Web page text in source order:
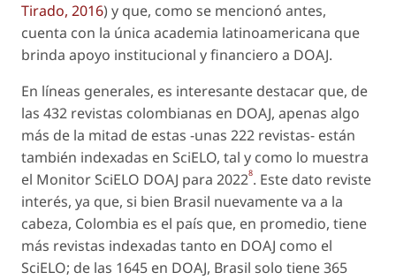
Tirado, 2016) y que, como se mencionó antes,
cuenta con la única academia latinoamericana que
brinda apoyo institucional y financiero a DOAJ.
En líneas generales, es interesante destacar que, de
las 432 revistas colombianas en DOAJ, apenas algo
más de la mitad de estas -unas 222 revistas- están
también indexadas en SciELO, tal y como lo muestra
el Monitor SciELO DOAJ para 20228. Este dato reviste
interés, ya que, si bien Brasil nuevamente va a la
cabeza, Colombia es el país que, en promedio, tiene
más revistas indexadas tanto en DOAJ como el
SciELO; de las 1645 en DOAJ, Brasil solo tiene 365